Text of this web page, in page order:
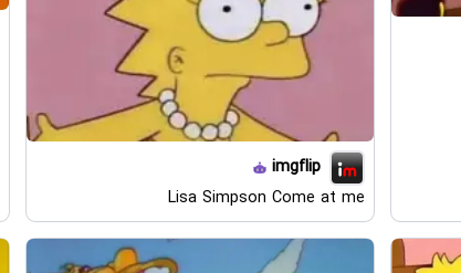
imgflip
Lisa Simpson Come at me